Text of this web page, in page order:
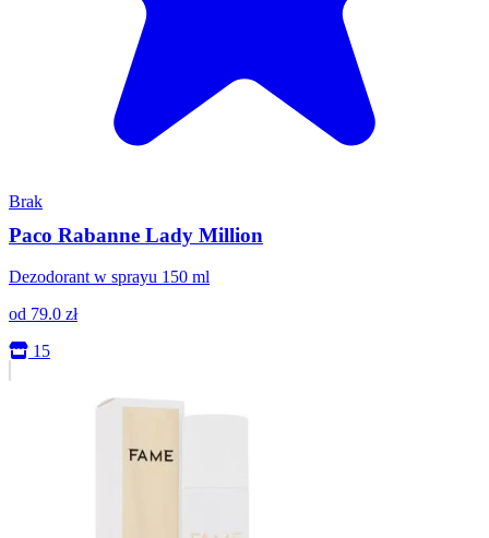
Brak
Paco Rabanne Lady Million
Dezodorant w sprayu 150 ml
od 79.0 zł
15